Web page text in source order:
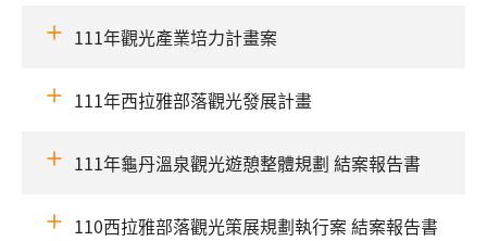
111年觀光產業培力計畫案
111年西拉雅部落觀光發展計畫
111年龜丹溫泉觀光遊憩整體規劃 結案報告書
110西拉雅部落觀光策展規劃執行案 結案報告書